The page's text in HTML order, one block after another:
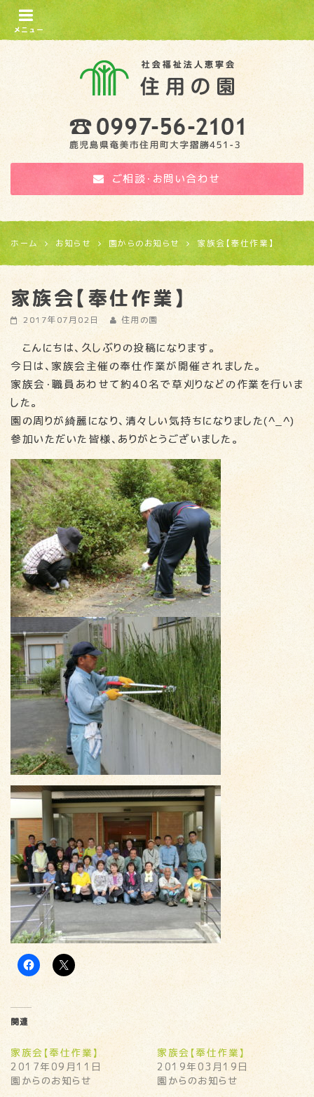
住用の園
ご相談・お問い合わせ
メニュー
ホーム お知らせ 園からのお知らせ 家族会【奉仕作業】
家族会【奉仕作業】
2017年07月02日 住用の園
こんにちは、久しぶりの投稿になります。
今日は、家族会主催の奉仕作業が開催されました。
家族会・職員あわせて約４０名で草刈りなどの作業を行いま
した。
園の周りが綺麗になり、清々しい気持ちになりました(^_^)
参加いただいた皆様、ありがとうございました。
関連
家族会【奉仕作業】
2017年09月11日
園からのお知らせ
家族会【奉仕作業】
2019年03月19日
園からのお知らせ